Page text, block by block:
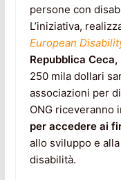
persone con
L’iniziativa,
European
Repubblica
250 mila dollari
associazioni per
ONG riceveranno
per accedere ai
allo sviluppo e
disabilità.